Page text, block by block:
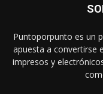
Puntoporpunto es un
apuesta a convertirse
impresos y